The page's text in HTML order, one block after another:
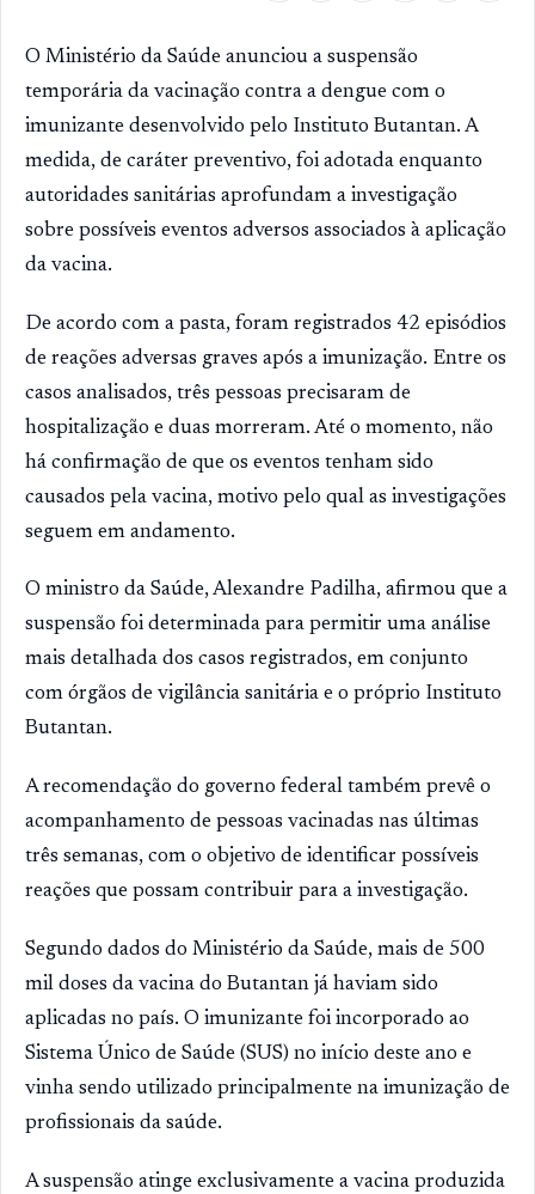
O Ministério da Saúde anunciou a suspensão
temporária da vacinação contra a dengue com o
imunizante desenvolvido pelo Instituto Butantan. A
medida, de caráter preventivo, foi adotada enquanto
autoridades sanitárias aprofundam a investigação
sobre possíveis eventos adversos associados à aplicação
da vacina.
De acordo com a pasta, foram registrados 42 episódios
de reações adversas graves após a imunização. Entre os
casos analisados, três pessoas precisaram de
hospitalização e duas morreram. Até o momento, não
há confirmação de que os eventos tenham sido
causados pela vacina, motivo pelo qual as investigações
seguem em andamento.
O ministro da Saúde, Alexandre Padilha, afirmou que a
suspensão foi determinada para permitir uma análise
mais detalhada dos casos registrados, em conjunto
com órgãos de vigilância sanitária e o próprio Instituto
Butantan.
A recomendação do governo federal também prevê o
acompanhamento de pessoas vacinadas nas últimas
três semanas, com o objetivo de identificar possíveis
reações que possam contribuir para a investigação.
Segundo dados do Ministério da Saúde, mais de 500
mil doses da vacina do Butantan já haviam sido
aplicadas no país. O imunizante foi incorporado ao
Sistema Único de Saúde (SUS) no início deste ano e
vinha sendo utilizado principalmente na imunização de
profissionais da saúde.
A suspensão atinge exclusivamente a vacina produzida